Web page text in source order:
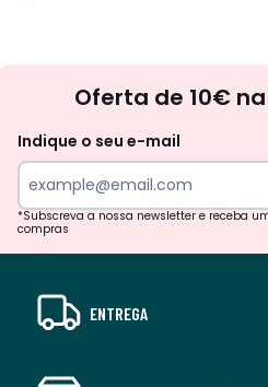
Oferta de 10€
Indique o seu e-mail
*Subscreva a nossa newsletter e receba
compras
ENTREGA